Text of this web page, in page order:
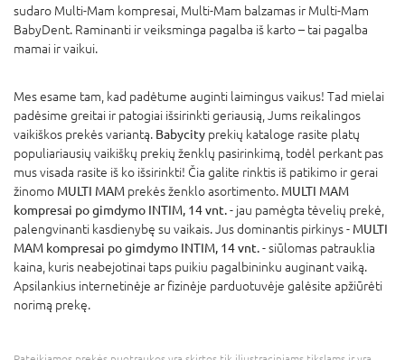
sudaro Multi-Mam kompresai, Multi-Mam balzamas ir Multi-Mam
BabyDent. Raminanti ir veiksminga pagalba iš karto – tai pagalba
mamai ir vaikui.
Mes esame tam, kad padėtume auginti laimingus vaikus! Tad mielai
padėsime greitai ir patogiai išsirinkti geriausią, Jums reikalingos
vaikiškos prekės variantą. Babycity prekių kataloge rasite platų
populiariausių vaikiškų prekių ženklų pasirinkimą, todėl perkant pas
mus visada rasite iš ko išsirinkti! Čia galite rinktis iš patikimo ir gerai
žinomo MULTI MAM prekės ženklo asortimento. MULTI MAM
kompresai po gimdymo INTIM, 14 vnt.- jau pamėgta tėvelių prekė,
palengvinanti kasdienybę su vaikais. Jus dominantis pirkinys - MULTI
MAM kompresai po gimdymo INTIM, 14 vnt.- siūlomas patrauklia
kaina, kuris neabejotinai taps puikiu pagalbininku auginant vaiką.
Apsilankius internetinėje ar fizinėje parduotuvėje galėsite apžiūrėti
norimą prekę.